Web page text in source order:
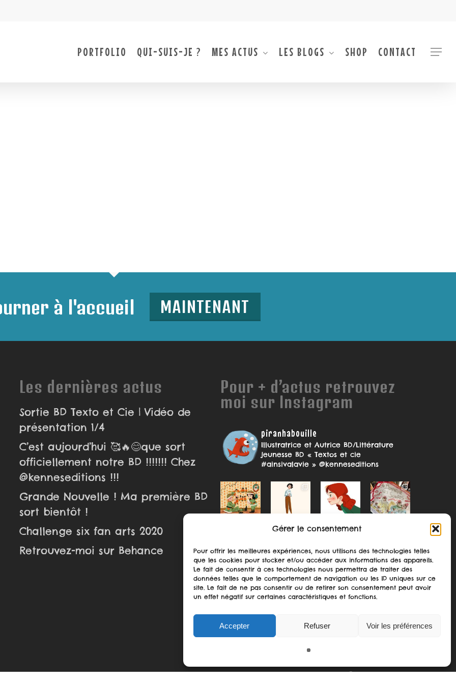
Gérer le consentement
Pour offrir les meilleures expériences, nous utilisons des technologies telles
que les cookies pour stocker et/ou accéder aux informations des appareils.
Le fait de consentir à ces technologies nous permettra de traiter des
données telles que le comportement de navigation ou les ID uniques sur ce
site. Le fait de ne pas consentir ou de retirer son consentement peut avoir
un effet négatif sur certaines caractéristiques et fonctions.
Accepter Refuser Voir les préférences
PORTFOLIO QUI-SUIS-JE ? MES ACTUS LES BLOGS SHOP CONTACT Menu
à l'accueil MAINTENANT
Les dernières actus
Sortie BD Texto et Cie | Vidéo de
présentation 1/4
C’est aujourd’hui 🥰🔥😊que sort
officiellement notre BD !!!!!!! Chez
@kenneseditions !!!
Grande Nouvelle ! Ma première BD
sort bientôt !
Challenge six fan arts 2020
Retrouvez-moi sur Behance
Pour + d’actus retrouvez
moi sur Instagram
piranhabouille
Illustratrice et Autrice BD/Littérature
jeunesse BD « Textos et cie
#ainsivalavie » @kenneseditions
Suivre sur Instagram